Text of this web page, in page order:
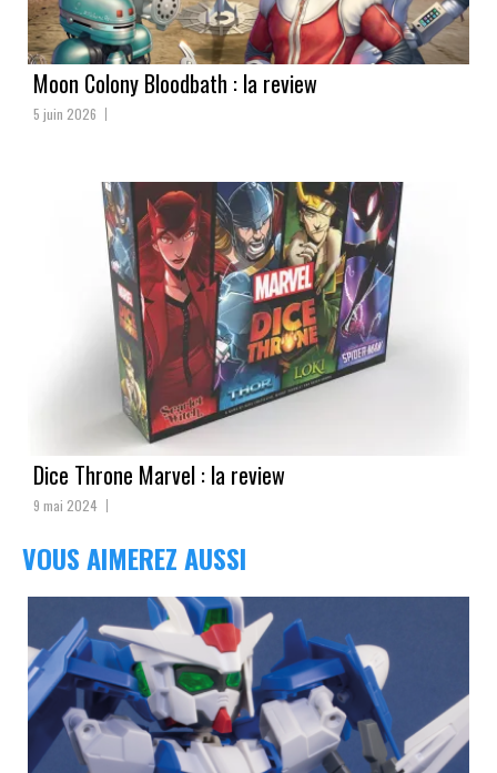
Moon Colony Bloodbath : la review
5 juin 2026
Dice Throne Marvel : la review
9 mai 2024
VOUS AIMEREZ AUSSI